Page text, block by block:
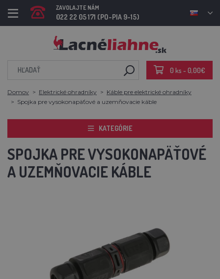
ZAVOLAJTE NÁM
022 22 05 171 (PO-PIA 9-15)
0 ks - 0,00€
Domov Elektrické ohradníky
Káble pre elektrické ohradníky
Spojka pre vysokonapäťové a uzemňovacie káble
KATEGÓRIE
SPOJKA PRE VYSOKONAPÄŤOVÉ
A UZEMŇOVACIE KÁBLE